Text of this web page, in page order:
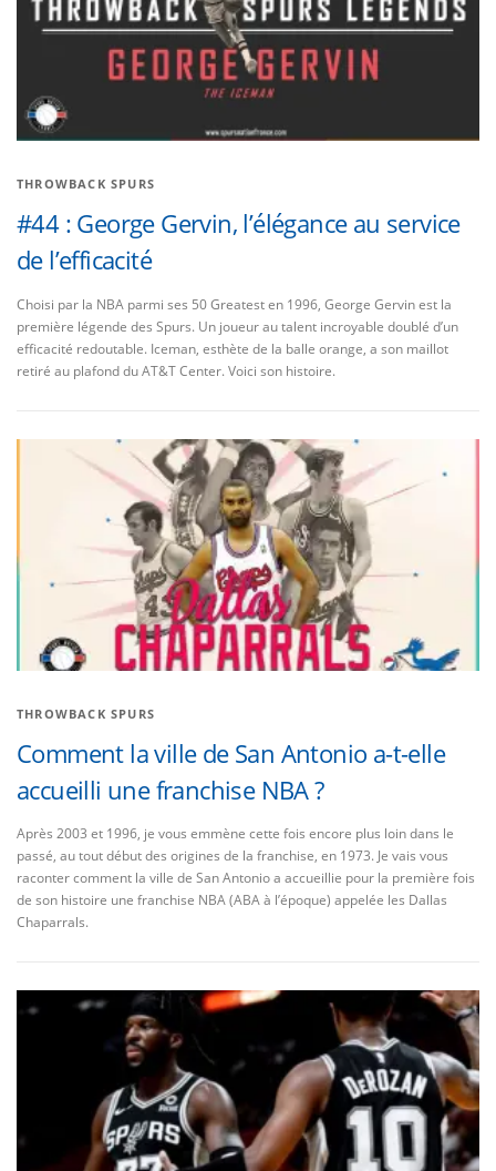
THROWBACK SPURS
#44 : George Gervin, l’élégance au service
de l’efficacité
Choisi par la NBA parmi ses 50 Greatest en 1996, George Gervin est la
première légende des Spurs. Un joueur au talent incroyable doublé d’un
efficacité redoutable. Iceman, esthète de la balle orange, a son maillot
retiré au plafond du AT&T Center. Voici son histoire.
THROWBACK SPURS
Comment la ville de San Antonio a-t-elle
accueilli une franchise NBA ?
Après 2003 et 1996, je vous emmène cette fois encore plus loin dans le
passé, au tout début des origines de la franchise, en 1973. Je vais vous
raconter comment la ville de San Antonio a accueillie pour la première fois
de son histoire une franchise NBA (ABA à l’époque) appelée les Dallas
Chaparrals.